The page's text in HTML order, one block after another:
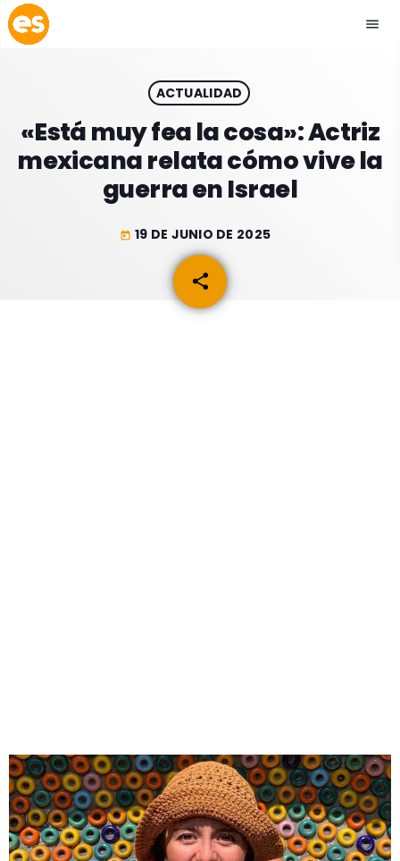
menu
play_arrow EMISIÓN LA PAZ
play_arrow EMISIÓN COCHABAMBA
ACTUALIDAD
«Está muy fea la cosa»: Actriz
mexicana relata cómo vive la
guerra en Israel
today 19 DE JUNIO DE 2025
share
email